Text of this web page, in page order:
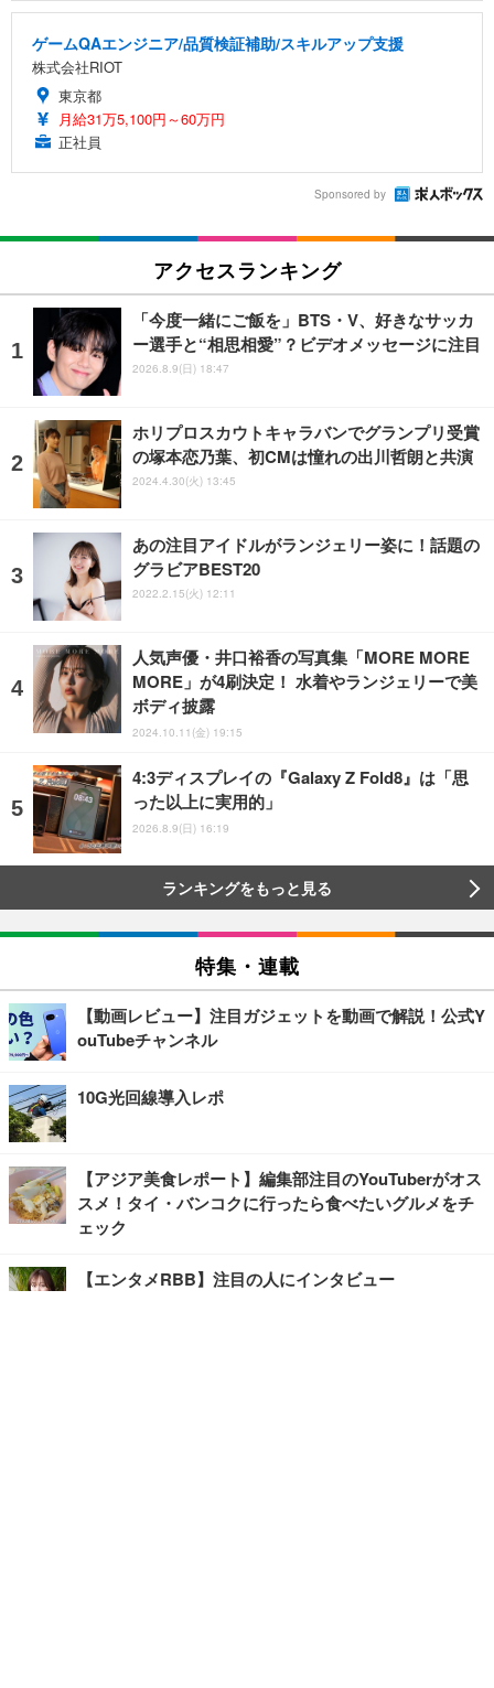
ゲームQAエンジニア/品質検証補助/スキルアップ支援
株式会社RIOT
東京都
月給31万5,100円～60万円
正社員
Sponsored by
アクセスランキング
「今度一緒にご飯を」BTS・V、好きなサッカ
ー選手と“相思相愛”？ビデオメッセージに注目
2026.8.9(日) 18:47
ホリプロスカウトキャラバンでグランプリ受賞
の塚本恋乃葉、初CMは憧れの出川哲朗と共演
2024.4.30(火) 13:45
あの注目アイドルがランジェリー姿に！話題の
グラビアBEST20
2022.2.15(火) 12:11
人気声優・井口裕香の写真集「MORE MORE
MORE」が4刷決定！ 水着やランジェリーで美
ボディ披露
2024.10.11(金) 19:15
4:3ディスプレイの『Galaxy Z Fold8』は「思
った以上に実用的」
2026.8.9(日) 16:19
ランキングをもっと見る
特集・連載
【動画レビュー】注目ガジェットを動画で解説！公式Y
ouTubeチャンネル
10G光回線導入レポ
【アジア美食レポート】編集部注目のYouTuberがオス
スメ！タイ・バンコクに行ったら食べたいグルメをチ
ェック
【エンタメRBB】注目の人にインタビュー